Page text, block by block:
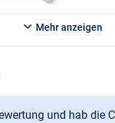
Baitfish
Mehr anzeigen
und hab die